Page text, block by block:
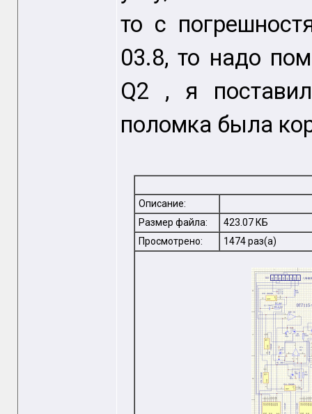
то с
03.8, то надо
Q2 , я
поломка была
Описание:
Размер файла:
423.07 КБ
Просмотрено:
1474 раз(а)